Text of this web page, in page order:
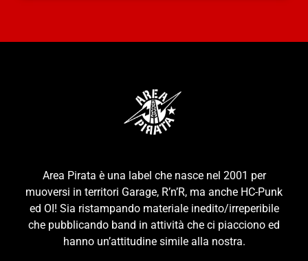
Area Pirata è una label che nasce nel 2001 per
muoversi in territori Garage, R’n’R, ma anche HC-Punk
ed OI! Sia ristampando materiale inedito/irreperibile
che pubblicando band in attività che ci piacciono ed
hanno un’attitudine simile alla nostra.